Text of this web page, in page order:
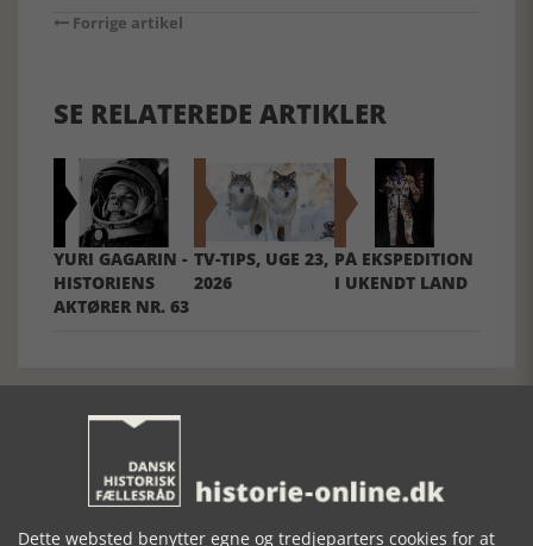
Forrige artikel
SE RELATEREDE ARTIKLER
YURI GAGARIN -
HISTORIENS
AKTØRER NR. 63
TV-TIPS, UGE 23,
2026
PÅ EKSPEDITION
I UKENDT LAND
Mosefolket
Dette websted benytter egne og tredjeparters cookies for at